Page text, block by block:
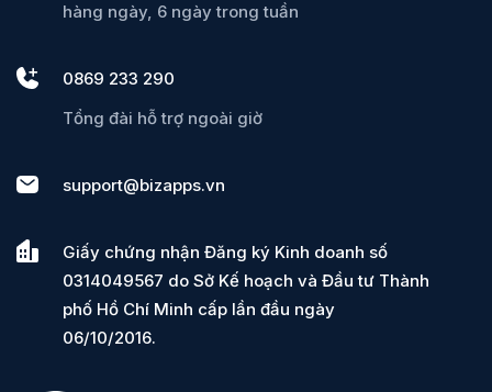
hàng ngày, 6 ngày trong tuần
0869 233 290
Tổng đài hỗ trợ ngoài giờ
support@bizapps.vn
Giấy chứng nhận Đăng ký Kinh doanh số
0314049567 do Sở Kế hoạch và Đầu tư Thành
phố Hồ Chí Minh cấp lần đầu ngày
06/10/2016.